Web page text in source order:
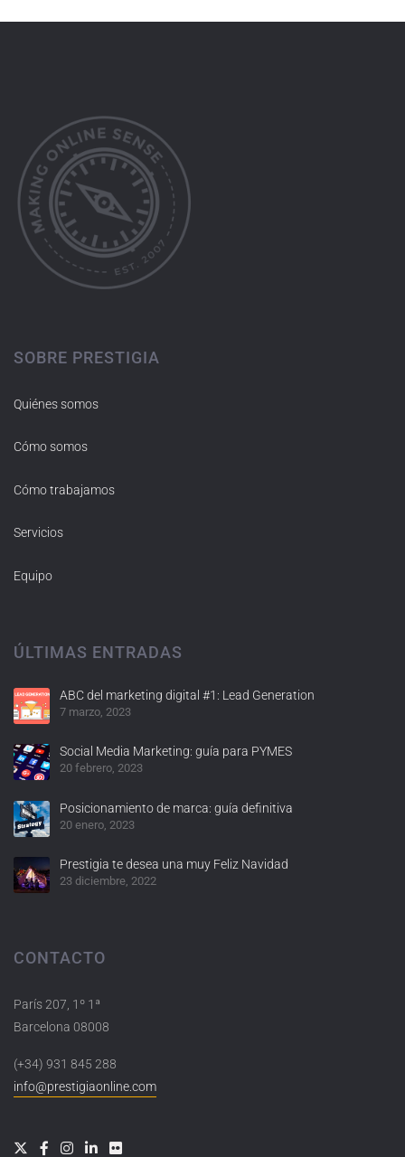
SOBRE PRESTIGIA
Quiénes somos
Cómo somos
Cómo trabajamos
Servicios
Equipo
ÚLTIMAS ENTRADAS
ABC del marketing digital #1: Lead Generation
7 marzo, 2023
Social Media Marketing: guía para PYMES
20 febrero, 2023
Posicionamiento de marca: guía definitiva
20 enero, 2023
Prestigia te desea una muy Feliz Navidad
23 diciembre, 2022
CONTACTO
París 207, 1º 1ª
Barcelona 08008
(+34) 931 845 288
info@prestigiaonline.com